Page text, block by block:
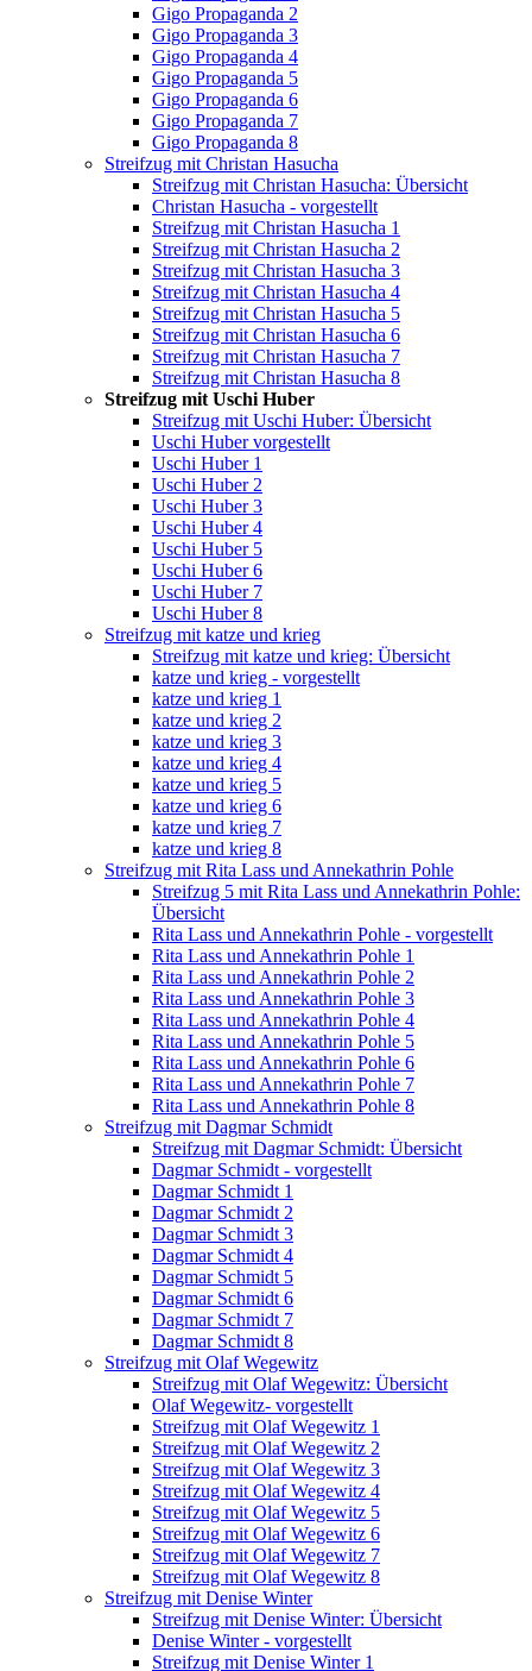
Gigo Propaganda 2
Gigo Propaganda 3
Gigo Propaganda 4
Gigo Propaganda 5
Gigo Propaganda 6
Gigo Propaganda 7
Gigo Propaganda 8
Streifzug mit Christan Hasucha
Streifzug mit Christan Hasucha: Übersicht
Christan Hasucha - vorgestellt
Streifzug mit Christan Hasucha 1
Streifzug mit Christan Hasucha 2
Streifzug mit Christan Hasucha 3
Streifzug mit Christan Hasucha 4
Streifzug mit Christan Hasucha 5
Streifzug mit Christan Hasucha 6
Streifzug mit Christan Hasucha 7
Streifzug mit Christan Hasucha 8
Streifzug mit Uschi Huber
Streifzug mit Uschi Huber: Übersicht
Uschi Huber vorgestellt
Uschi Huber 1
Uschi Huber 2
Uschi Huber 3
Uschi Huber 4
Uschi Huber 5
Uschi Huber 6
Uschi Huber 7
Uschi Huber 8
Streifzug mit katze und krieg
Streifzug mit katze und krieg: Übersicht
katze und krieg - vorgestellt
katze und krieg 1
katze und krieg 2
katze und krieg 3
katze und krieg 4
katze und krieg 5
katze und krieg 6
katze und krieg 7
katze und krieg 8
Streifzug mit Rita Lass und Annekathrin Pohle
Streifzug 5 mit Rita Lass und Annekathrin Pohle:
Übersicht
Rita Lass und Annekathrin Pohle - vorgestellt
Rita Lass und Annekathrin Pohle 1
Rita Lass und Annekathrin Pohle 2
Rita Lass und Annekathrin Pohle 3
Rita Lass und Annekathrin Pohle 4
Rita Lass und Annekathrin Pohle 5
Rita Lass und Annekathrin Pohle 6
Rita Lass und Annekathrin Pohle 7
Rita Lass und Annekathrin Pohle 8
Streifzug mit Dagmar Schmidt
Streifzug mit Dagmar Schmidt: Übersicht
Dagmar Schmidt - vorgestellt
Dagmar Schmidt 1
Dagmar Schmidt 2
Dagmar Schmidt 3
Dagmar Schmidt 4
Dagmar Schmidt 5
Dagmar Schmidt 6
Dagmar Schmidt 7
Dagmar Schmidt 8
Streifzug mit Olaf Wegewitz
Streifzug mit Olaf Wegewitz: Übersicht
Olaf Wegewitz- vorgestellt
Streifzug mit Olaf Wegewitz 1
Streifzug mit Olaf Wegewitz 2
Streifzug mit Olaf Wegewitz 3
Streifzug mit Olaf Wegewitz 4
Streifzug mit Olaf Wegewitz 5
Streifzug mit Olaf Wegewitz 6
Streifzug mit Olaf Wegewitz 7
Streifzug mit Olaf Wegewitz 8
Streifzug mit Denise Winter
Streifzug mit Denise Winter: Übersicht
Denise Winter - vorgestellt
Streifzug mit Denise Winter 1